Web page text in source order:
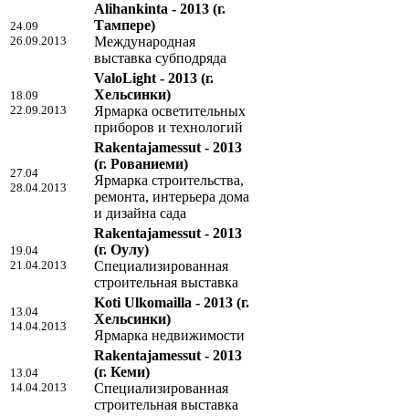
24.09
26.09.2013
Alihankinta - 2013 (г.
Тампере)
Международная
выставка субподряда
18.09
22.09.2013
ValoLight - 2013 (г.
Хельсинки)
Ярмарка осветительных
приборов и технологий
27.04
28.04.2013
Rakentajamessut - 2013
(г. Рованиеми)
Ярмарка строительства,
ремонта, интерьера дома
и дизайна сада
19.04
21.04.2013
Rakentajamessut - 2013
(г. Оулу)
Специализированная
строительная выставка
13.04
14.04.2013
Koti Ulkomailla - 2013 (г.
Хельсинки)
Ярмарка недвижимости
13.04
14.04.2013
Rakentajamessut - 2013
(г. Кеми)
Специализированная
строительная выставка